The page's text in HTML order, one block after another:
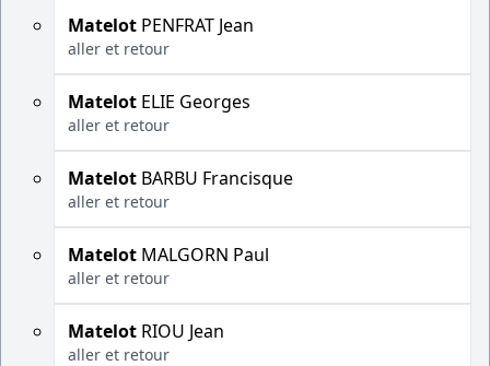
Matelot PENFRAT Jean
aller et retour
Matelot ELIE Georges
aller et retour
Matelot BARBU Francisque
aller et retour
Matelot MALGORN Paul
aller et retour
Matelot RIOU Jean
aller et retour